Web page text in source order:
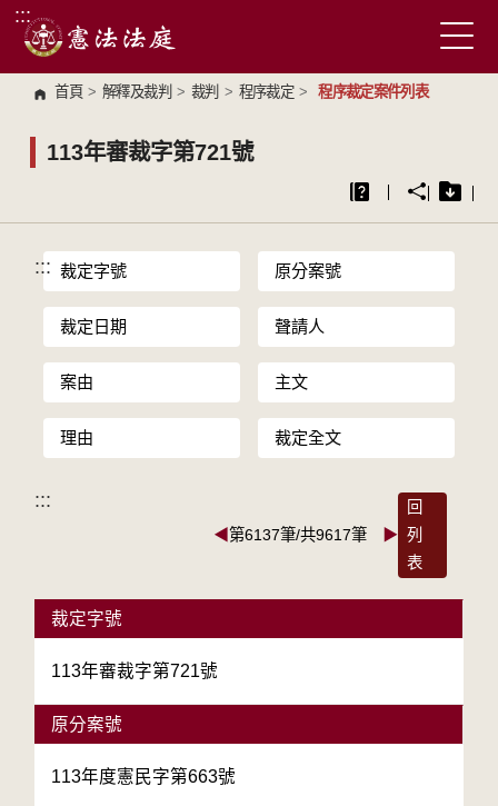
跳到主要內容區塊
:::
首頁 > 解釋及裁判 > 裁判 > 程序裁定 > 程序裁定案件列表
113年審裁字第721號
::: 裁定字號 原分案號
裁定日期 聲請人
案由 主文
理由 裁定全文
:::
◀第6137筆/共9617筆 ▶
回
列
表
裁定字號
113年審裁字第721號
原分案號
113年度憲民字第663號